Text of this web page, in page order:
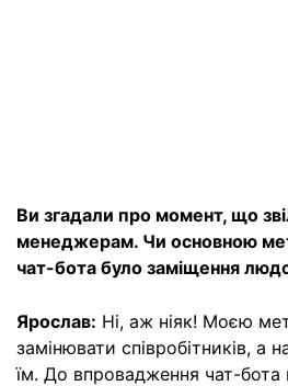
Ви згадали про момент, що
менеджерам. Чи основною
чат-бота було заміщення
Ярослав: Ні, аж ніяк! Моєю
замінювати співробітників,
їм. До впровадження чат-